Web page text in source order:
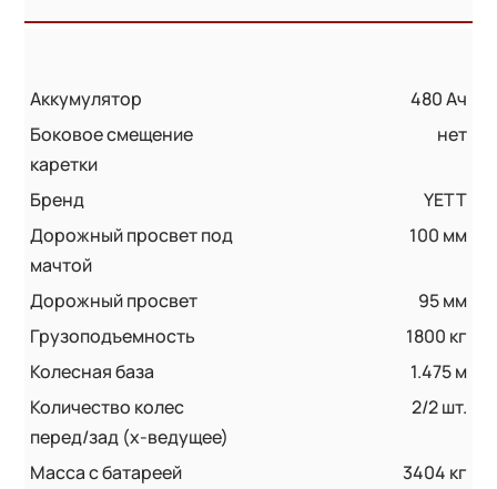
Аккумулятор
480 Ач
Боковое смещение
каретки
нет
Бренд
YETT
Дорожный просвет под
мачтой
100 мм
Дорожный просвет
95 мм
Грузоподъемность
1800 кг
Колесная база
1.475 м
Количество колес
перед/зад (x-ведущее)
2/2 шт.
Масса с батареей
3404 кг